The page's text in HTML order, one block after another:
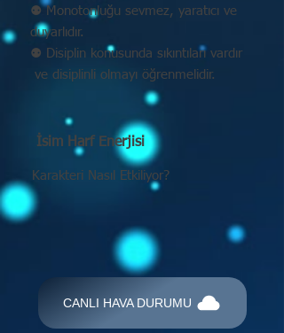
⚉ Monotonluğu sevmez, yaratıcı ve
duyarlıdır.
⚉ Disiplin konusunda sıkıntıları vardır
ve disiplinli olmayı öğrenmelidir.
İsim Harf Enerjisi
Karakteri Nasıl Etkiliyor?
CANLI HAVA DURUMU